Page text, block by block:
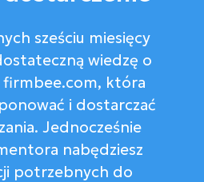
sześciu miesięcy
wiedzę o
firmbee.com, która
i dostarczać
Jednocześnie
nabędziesz
potrzebnych do